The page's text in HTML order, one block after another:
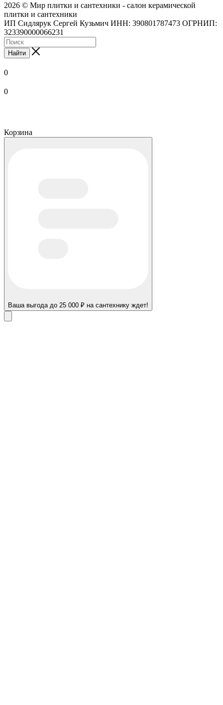
2026 © Мир плитки и сантехники - салон керамической
плитки и сантехники
ИП Сидлярук Сергей Кузьмич ИНН: 390801787473 ОГРНИП:
323390000066231
Найти
0
0
Корзина
Ваша выгода до 25 000 ₽ на сантехнику ждет!